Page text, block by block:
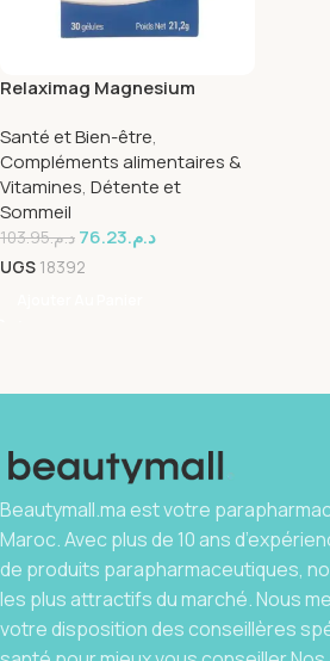
Relaximag Magnesium
Santé et Bien-être,
Compléments alimentaires &
Vitamines, Détente et
Sommeil
د.م.103.95 د.م.76.23
UGS 18392
Beautymall.ma est votre
Maroc. Avec plus de 10 ans
de produits parapharmaceutiques,
les plus attractifs du marché. Nous
votre disposition des conseillères